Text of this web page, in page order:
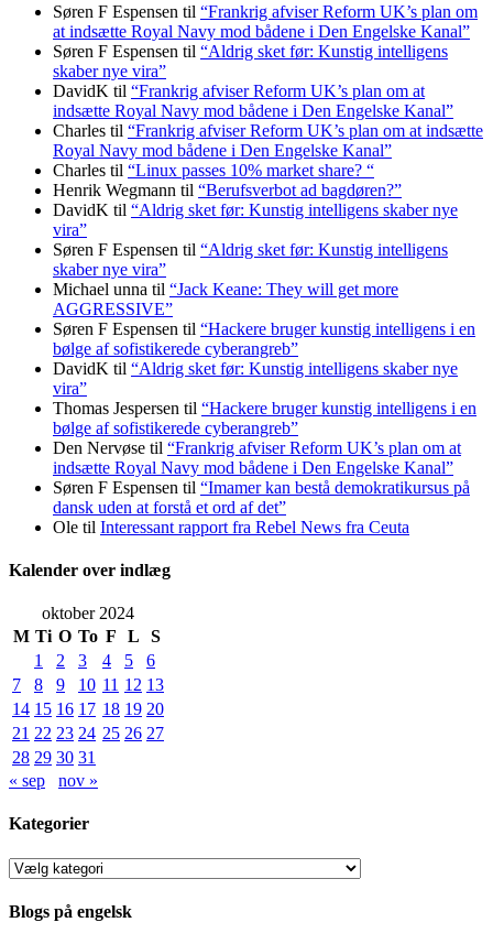
Søren F Espensen til “Frankrig afviser Reform UK’s plan om
at indsætte Royal Navy mod bådene i Den Engelske Kanal”
Søren F Espensen til “Aldrig sket før: Kunstig intelligens
skaber nye vira”
DavidK til “Frankrig afviser Reform UK’s plan om at
indsætte Royal Navy mod bådene i Den Engelske Kanal”
Charles til “Frankrig afviser Reform UK’s plan om at indsætte
Royal Navy mod bådene i Den Engelske Kanal”
Charles til “Linux passes 10% market share? “
Henrik Wegmann til “Berufsverbot ad bagdøren?”
DavidK til “Aldrig sket før: Kunstig intelligens skaber nye
vira”
Søren F Espensen til “Aldrig sket før: Kunstig intelligens
skaber nye vira”
Michael unna til “Jack Keane: They will get more
AGGRESSIVE”
Søren F Espensen til “Hackere bruger kunstig intelligens i en
bølge af sofistikerede cyberangreb”
DavidK til “Aldrig sket før: Kunstig intelligens skaber nye
vira”
Thomas Jespersen til “Hackere bruger kunstig intelligens i en
bølge af sofistikerede cyberangreb”
Den Nervøse til “Frankrig afviser Reform UK’s plan om at
indsætte Royal Navy mod bådene i Den Engelske Kanal”
Søren F Espensen til “Imamer kan bestå demokratikursus på
dansk uden at forstå et ord af det”
Ole til Interessant rapport fra Rebel News fra Ceuta
Kalender over indlæg
oktober 2024
M Ti O To F L
S
1
2 3 4 5
6
7
8 9 10 11 12 13
14 15 16 17 18 19 20
21 22 23 24 25 26 27
28 29 30 31
« sep
nov »
Kategorier
Kategorier
Blogs på engelsk